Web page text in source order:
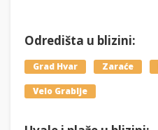
Odredišta u blizini:
Grad Hvar Zaraće
Velo Grablje